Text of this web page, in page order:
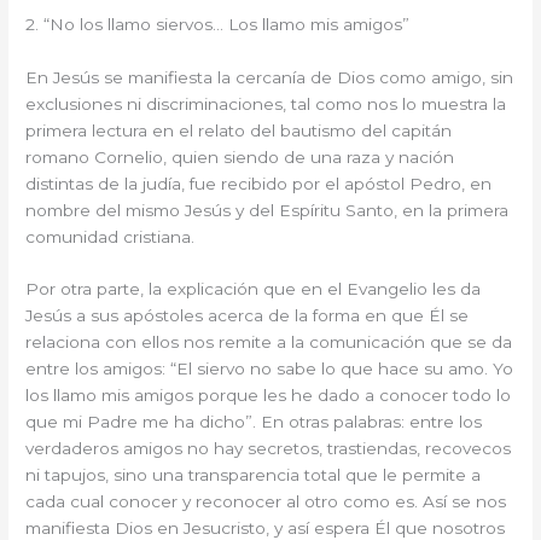
2. “No los llamo siervos… Los llamo mis amigos”
En Jesús se manifiesta la cercanía de Dios como amigo, sin
exclusiones ni discriminaciones, tal como nos lo muestra la
primera lectura en el relato del bautismo del capitán
romano Cornelio, quien siendo de una raza y nación
distintas de la judía, fue recibido por el apóstol Pedro, en
nombre del mismo Jesús y del Espíritu Santo, en la primera
comunidad cristiana.
Por otra parte, la explicación que en el Evangelio les da
Jesús a sus apóstoles acerca de la forma en que Él se
relaciona con ellos nos remite a la comunicación que se da
entre los amigos: “El siervo no sabe lo que hace su amo. Yo
los llamo mis amigos porque les he dado a conocer todo lo
que mi Padre me ha dicho”. En otras palabras: entre los
verdaderos amigos no hay secretos, trastiendas, recovecos
ni tapujos, sino una transparencia total que le permite a
cada cual conocer y reconocer al otro como es. Así se nos
manifiesta Dios en Jesucristo, y así espera Él que nosotros